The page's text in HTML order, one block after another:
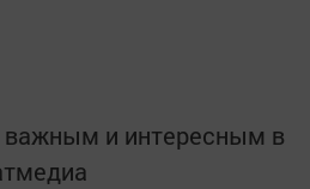
и интересным в